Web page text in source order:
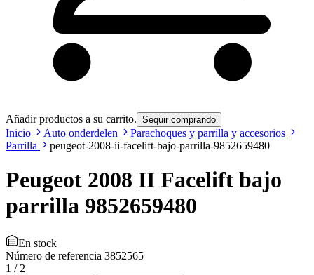
Añadir productos a su carrito. Sequir comprando
Inicio Auto onderdelen
Parachoques y parrilla y accesorios
Parrilla
peugeot-2008-ii-facelift-bajo-parrilla-9852659480
Peugeot 2008 II Facelift bajo
parrilla 9852659480
En stock
Número de referencia 3852565
1 / 2